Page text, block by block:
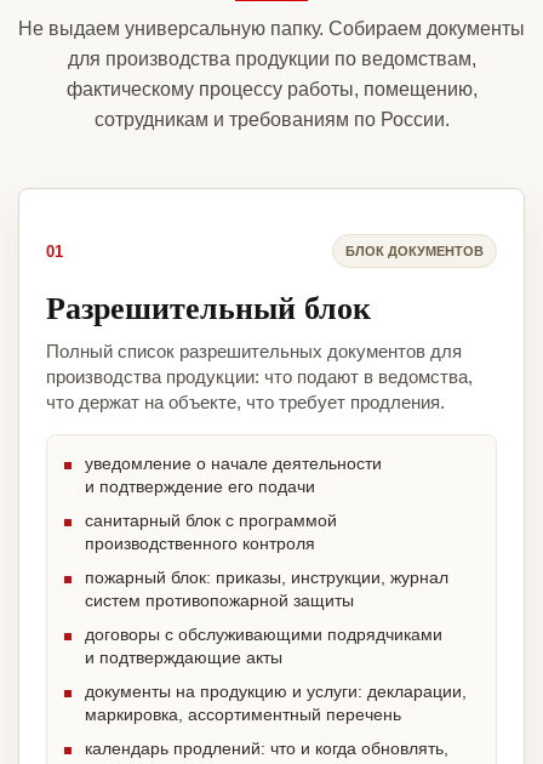
Не выдаем универсальную папку. Собираем документы
для производства продукции по ведомствам,
фактическому процессу работы, помещению,
сотрудникам и требованиям по России.
01 БЛОК ДОКУМЕНТОВ
Разрешительный блок
Полный список разрешительных документов для
производства продукции: что подают в ведомства,
что держат на объекте, что требует продления.
уведомление о начале деятельности
и подтверждение его подачи
санитарный блок с программой
производственного контроля
пожарный блок: приказы, инструкции, журнал
систем противопожарной защиты
договоры с обслуживающими подрядчиками
и подтверждающие акты
документы на продукцию и услуги: декларации,
маркировка, ассортиментный перечень
календарь продлений: что и когда обновлять,